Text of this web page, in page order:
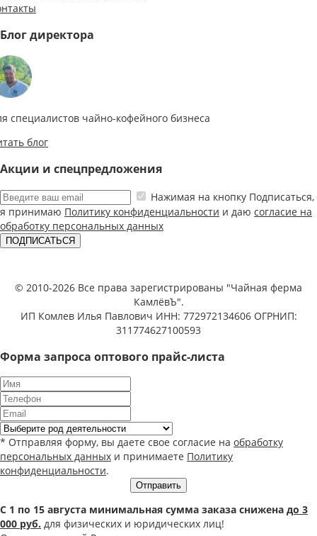
Блог директора
специалистов чайно-кофейного бизнеса
блог
Акции и спецпредложения
Нажимая на кнопку Подписаться,
я принимаю Политику конфиденциальности и даю согласие на
обработку персональных данных
ПОДПИСАТЬСЯ
© 2010-2026 Все права зарегистрированы "Чайная ферма
КамлёвЪ".
ИП Комлев Илья Павлович ИНН: 772972134606 ОГРНИП:
311774627100593
Форма запроса оптового прайс-листа
* Отправляя форму, вы даете свое согласие на обработку
персональных данных и принимаете Политику
конфиденциальности.
Отправить
С 1 по 15 августа минимальная сумма заказа снижена до 3
000 руб. для физических и юридических лиц!